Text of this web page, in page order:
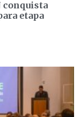
conquista
etapa